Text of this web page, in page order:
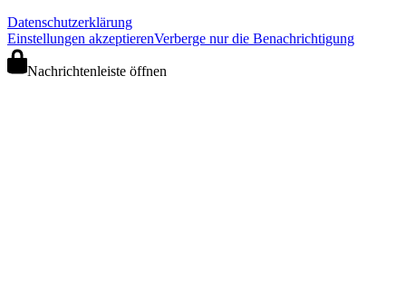
Datenschutzerklärung
Einstellungen akzeptierenVerberge nur die Benachrichtigung
Nachrichtenleiste öffnen